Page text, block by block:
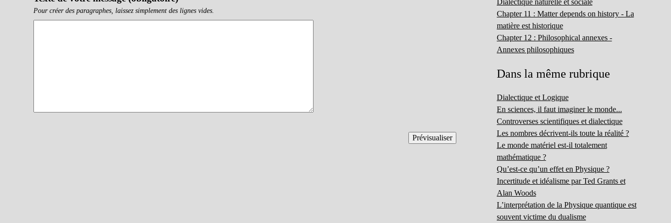
Pour créer des paragraphes, laissez simplement des lignes vides.
Chapter 11 : Matter depends on history - La
matière est historique
Chapter 12 : Philosophical annexes -
Annexes philosophiques
Dans la même rubrique
Dialectique et Logique
En sciences, il faut imaginer le monde...
Controverses scientifiques et dialectique
Les nombres décrivent-ils toute la réalité ?
Le monde matériel est-il totalement
mathématique ?
Qu’est-ce qu’un effet en Physique ?
Incertitude et idéalisme par Ted Grants et
Alan Woods
L’interprétation de la Physique quantique est
souvent victime du dualisme